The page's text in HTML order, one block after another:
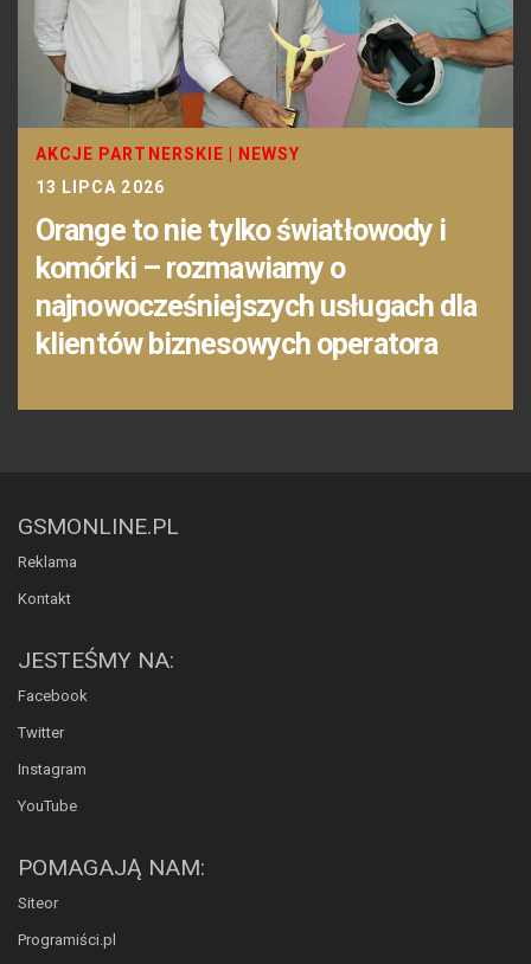
AKCJE PARTNERSKIE
NEWSY
13 LIPCA 2026
Orange to nie tylko światłowody i
komórki – rozmawiamy o
najnowocześniejszych usługach dla
klientów biznesowych operatora
GSMONLINE.PL
Reklama
Kontakt
JESTEŚMY NA:
Facebook
Twitter
Instagram
YouTube
POMAGAJĄ NAM:
Siteor
Programiści.pl